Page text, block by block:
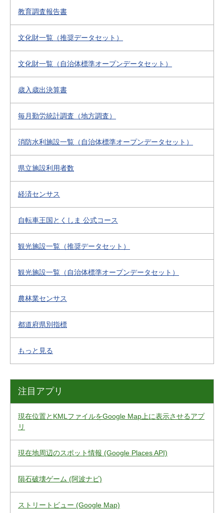
教育調査報告書
文化財一覧（推奨データセット）
文化財一覧（自治体標準オープンデータセット）
歳入歳出決算書
毎月勤労統計調査（地方調査）
消防水利施設一覧（自治体標準オープンデータセット）
県立施設利用者数
経済センサス
自転車王国とくしま 公式コース
観光施設一覧（推奨データセット）
観光施設一覧（自治体標準オープンデータセット）
農林業センサス
都道府県別指標
もっと見る
注目アプリ
現在位置とKMLファイルをGoogle Map上に表示させるアプ
リ
現在地周辺のスポット情報 (Google Places API)
隕石破壊ゲーム (阿波ナビ)
ストリートビュー (Google Map)